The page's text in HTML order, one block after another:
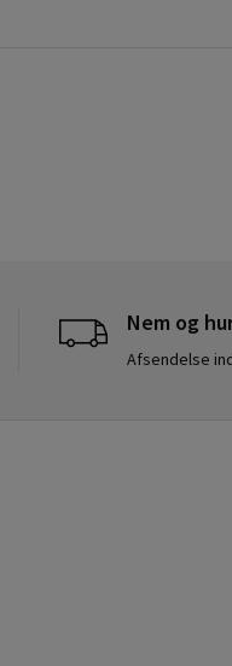
Nem og
Afsendelse